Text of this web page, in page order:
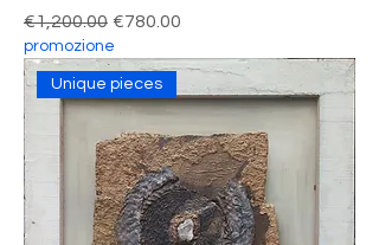
Regular Price
€1,200.00 Sale Price
€780.00
promozione
Unique pieces